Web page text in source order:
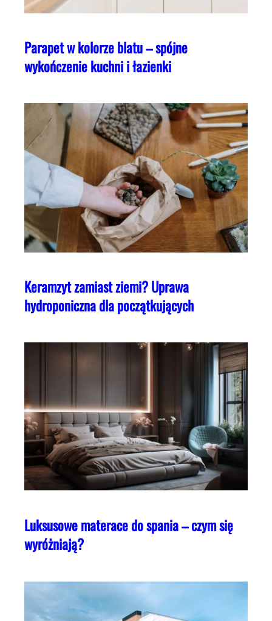
Parapet w kolorze blatu – spójne
wykończenie kuchni i łazienki
Keramzyt zamiast ziemi? Uprawa
hydroponiczna dla początkujących
Luksusowe materace do spania – czym się
wyróżniają?